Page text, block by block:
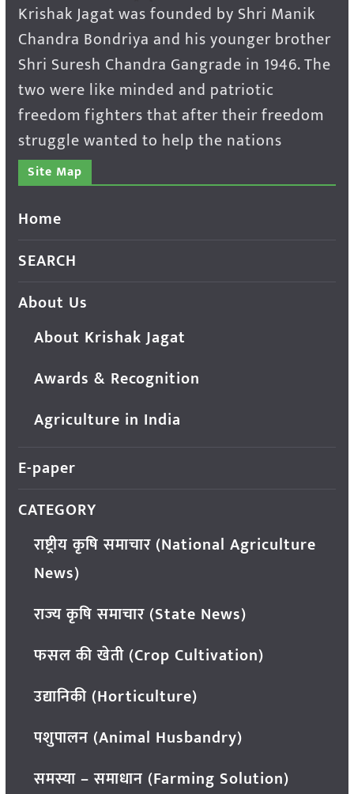
Krishak Jagat was founded by Shri Manik
Chandra Bondriya and his younger brother
Shri Suresh Chandra Gangrade in 1946. The
two were like minded and patriotic
freedom fighters that after their freedom
struggle wanted to help the nations
Site Map
Home
SEARCH
About Us
About Krishak Jagat
Awards & Recognition
Agriculture in India
E-paper
CATEGORY
राष्ट्रीय कृषि समाचार (National Agriculture
News)
राज्य कृषि समाचार (State News)
फसल की खेती (Crop Cultivation)
उद्यानिकी (Horticulture)
पशुपालन (Animal Husbandry)
समस्या – समाधान (Farming Solution)